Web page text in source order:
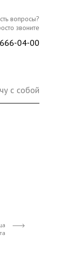
вопросы?
звоните
04-00
с собой